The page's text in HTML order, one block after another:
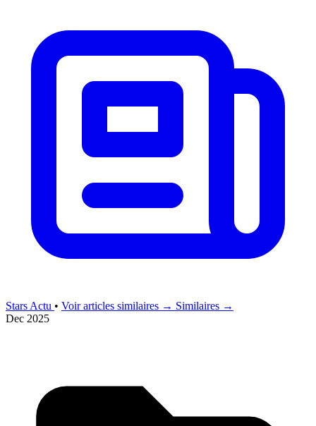
Stars Actu • Voir articles similaires → Similaires →
Dec 2025